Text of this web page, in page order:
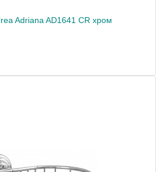
Adriana AD1641 CR хром